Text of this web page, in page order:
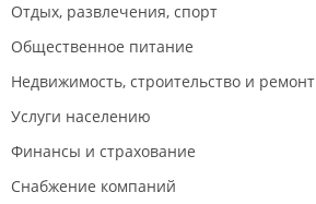
Отдых, развлечения, спорт
Общественное питание
Недвижимость, строительство и ремонт
Услуги населению
Финансы и страхование
Снабжение компаний